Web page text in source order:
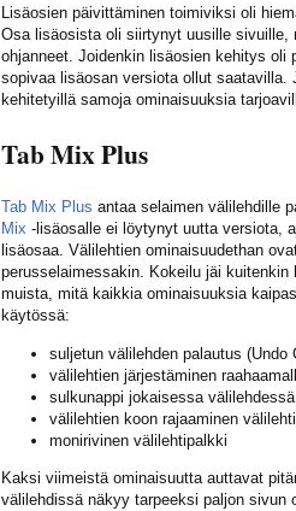
Lisäosien päivittäminen toimiviksi oli
Osa lisäosista oli siirtynyt uusille
ohjanneet. Joidenkin lisäosien kehitys
sopivaa lisäosan versiota ollut
kehitetyillä samoja ominaisuuksia
Tab Mix Plus
Tab Mix Plus antaa selaimen välilehdille
Mix -lisäosalle ei löytynyt uutta versiota,
lisäosaa. Välilehtien ominaisuudethan
perusselaimessakin. Kokeilu jäi
muista, mitä kaikkia ominaisuuksia
käytössä:
suljetun välilehden palautus (Undo
välilehtien järjestäminen
sulkunappi jokaisessa välilehdessä
välilehtien koon rajaaminen
monirivinen välilehtipalkki
Kaksi viimeistä ominaisuutta auttavat
välilehdissä näkyy tarpeeksi paljon